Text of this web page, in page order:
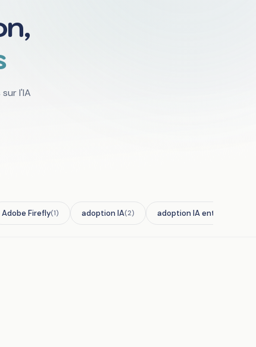
l'IA
Adobe Firefly(1) adoption IA(2) adoption IA entreprise